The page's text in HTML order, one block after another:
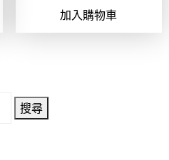
加入購物車
搜尋